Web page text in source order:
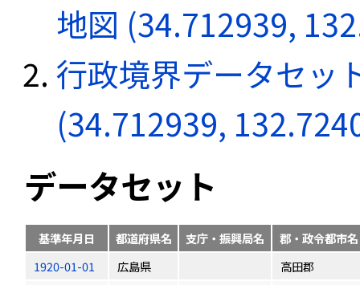
地図 (34.712939,
行政境界データセッ
(34.712939,
データセット
基準年月日 都道府県名 支庁・振興局名
郡・政令都市名
1920-01-01
広島県
高田郡